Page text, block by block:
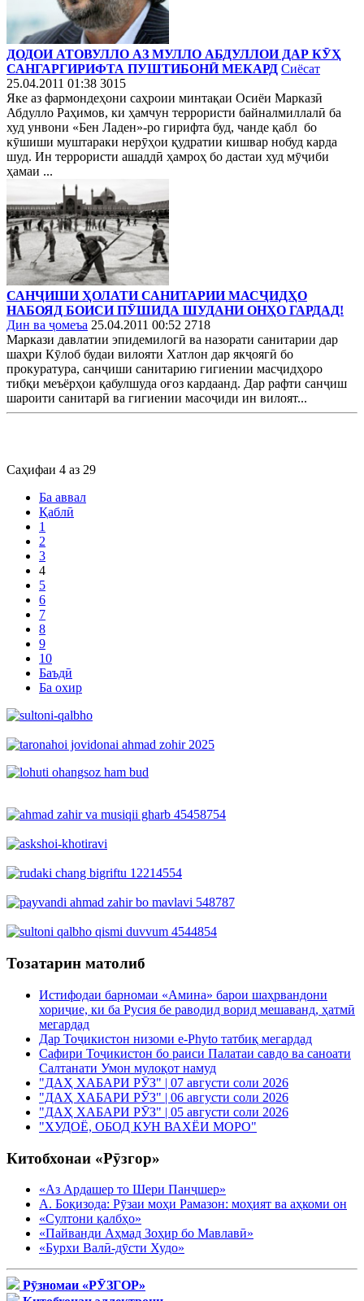
ДОДОИ АТОВУЛЛО АЗ МУЛЛО АБДУЛЛОИ ДАР КӮҲ
САНГАРГИРИФТА ПУШТИБОНӢ МЕКАРД Сиёсат
25.04.2011 01:38 3015
Яке аз фармондеҳони саҳроии минтақаи Осиёи Марказӣ
Абдулло Раҳимов, ки ҳамчун террористи байналмиллалӣ ба
худ унвони «Бен Ладен»-ро гирифта буд, чанде қабл бо
кӯшиши муштараки нерӯҳои қудратии кишвар нобуд карда
шуд. Ин террористи ашаддӣ ҳамроҳ бо дастаи худ мӯҷиби
ҳамаи ...
САНҶИШИ ҲОЛАТИ САНИТАРИИ МАСҶИДҲО
НАБОЯД БОИСИ ПӮШИДА ШУДАНИ ОНҲО ГАРДАД!
Дин ва ҷомеъа 25.04.2011 00:52 2718
Маркази давлатии эпидемилогӣ ва назорати санитарии дар
шаҳри Кӯлоб будаи вилояти Хатлон дар якҷоягӣ бо
прокуратура, санҷиши санитарию гигиении масҷидҳоро
тибқи меъёрҳои қабулшуда оғоз кардаанд. Дар рафти санҷиш
шароити санитарӣ ва гигиении масоҷиди ин вилоят...
Саҳифаи 4 аз 29
Ба аввал
Қаблӣ
1
2
3
4
5
6
7
8
9
10
Баъдӣ
Ба охир
Тозатарин матолиб
Истифодаи барномаи «Амина» барои шаҳрвандони
хориҷие, ки ба Русия бе раводид ворид мешаванд, ҳатмӣ
мегардад
Дар Тоҷикистон низоми e-Phyto татбиқ мегардад
Сафири Тоҷикистон бо раиси Палатаи савдо ва саноати
Салтанати Умон мулоқот намуд
"ДАҲ ХАБАРИ РӮЗ" | 07 августи соли 2026
"ДАҲ ХАБАРИ РӮЗ" | 06 августи соли 2026
"ДАҲ ХАБАРИ РӮЗ" | 05 августи соли 2026
"ХУДОЁ, ОБОД КУН ВАХЁИ МОРО"
Китобхонаи «Рӯзгор»
«Аз Ардашер то Шери Панҷшер»
А. Боқизода: Рӯзаи моҳи Рамазон: моҳият ва аҳкоми он
«Султони қалбҳо»
«Пайванди Аҳмад Зоҳир бо Мавлавӣ»
«Бурхи Валӣ-дӯсти Худо»
Рӯзномаи «РӮЗГОР»